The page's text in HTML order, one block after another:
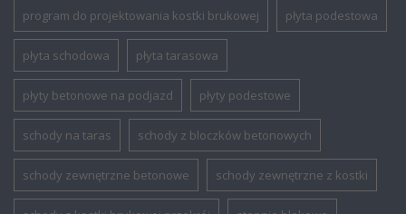
program do projektowania kostki brukowej płyta podestowa
płyta schodowa płyta tarasowa
płyty betonowe na podjazd płyty podestowe
schody na taras schody z bloczków betonowych
schody zewnętrzne betonowe schody zewnętrzne z kostki